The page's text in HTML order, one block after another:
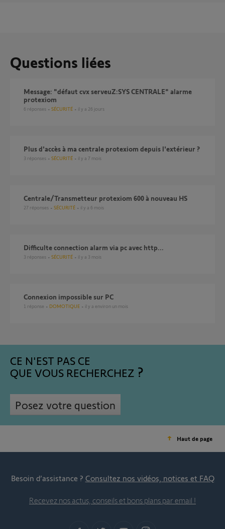
Questions liées
Message: "défaut cvx serveuZ:SYS CENTRALE" alarme
protexiom
6 réponses SÉCURITÉ il y a 26 jours
Plus d'accès à ma centrale protexiom depuis l'extérieur ?
3 réponses SÉCURITÉ il y a 7 mois
Centrale/Transmetteur protexiom 600 à nouveau HS
27 réponses SÉCURITÉ il y a 6 mois
Difficulte connection alarm via pc avec http...
3 réponses SÉCURITÉ il y a 3 mois
connexion impossible sur PC
1 réponse DOMOTIQUE il y a environ un mois
CE N'EST PAS CE
QUE VOUS RECHERCHEZ
Posez votre question
Haut de page
Besoin d’assistance ? Consultez nos vidéos, notices et FAQ
Recevez nos actus, conseils et bons plans par email !